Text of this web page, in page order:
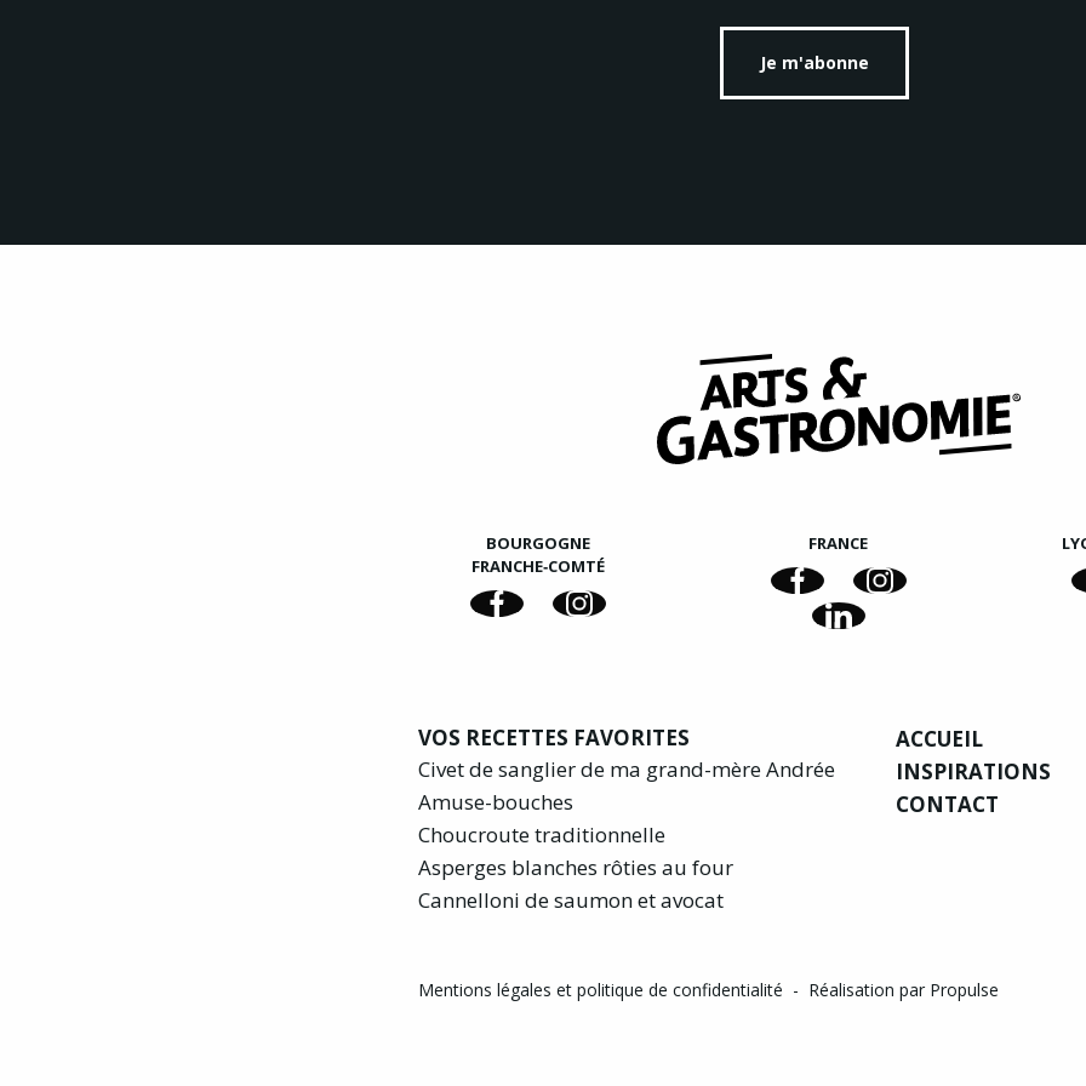
Je m'abonne
BOURGOGNE
FRANCHE‑COMTÉ
FRANCE
VOS RECETTES FAVORITES
Civet de sanglier de ma grand-mère Andrée
Amuse-bouches
Choucroute traditionnelle
Asperges blanches rôties au four
Cannelloni de saumon et avocat
ACCUEIL
INSPIRATIONS
CONTACT
Mentions légales et politique de confidentialité - Réalisation par Propulse